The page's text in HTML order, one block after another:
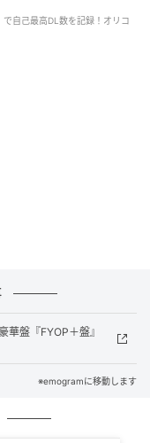
合／4月4日放送
し続けながら
続けるKis-My-
た。TVアニメ
うことで、長年の
リと掴んだ結果
自己最高DL数を記録！オリコ
華盤『FYOP＋盤』
※emogramに移動します